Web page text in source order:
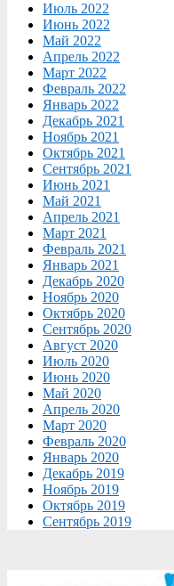
Июль 2022
Июнь 2022
Май 2022
Апрель 2022
Март 2022
Февраль 2022
Январь 2022
Декабрь 2021
Ноябрь 2021
Октябрь 2021
Сентябрь 2021
Июнь 2021
Май 2021
Апрель 2021
Март 2021
Февраль 2021
Январь 2021
Декабрь 2020
Ноябрь 2020
Октябрь 2020
Сентябрь 2020
Август 2020
Июль 2020
Июнь 2020
Май 2020
Апрель 2020
Март 2020
Февраль 2020
Январь 2020
Декабрь 2019
Ноябрь 2019
Октябрь 2019
Сентябрь 2019